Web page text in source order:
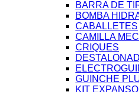
BARRA DE
BOMBA
CABALLETES
CAMILLA
CRIQUES
GUINCHE
KIT